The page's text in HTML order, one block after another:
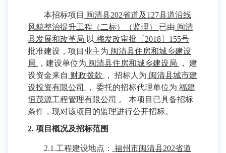
本招标项目 闽清县202省道及127县道沿线
风貌整治提升工程（二标）（监理） 已由 闽清
县发展和改革局 以 梅发改审批〔2018〕155号
批准建设，项目业主为 闽清县住房和城乡建设
局
，建设单位为 闽清县住房和城乡建设局
， 建
设资金来自 财政拨款 ， 招标人为 闽清县城市建
设投资有限公司
， 委托的招标代理单位为 福建
恒茂源工程管理有限公司 。 本项目已具备招标
条件，现对该项目的监理进行公开招标。
2. 项目概况及招标范围
2.1.工程建设地点：
福州市闽清县202省道